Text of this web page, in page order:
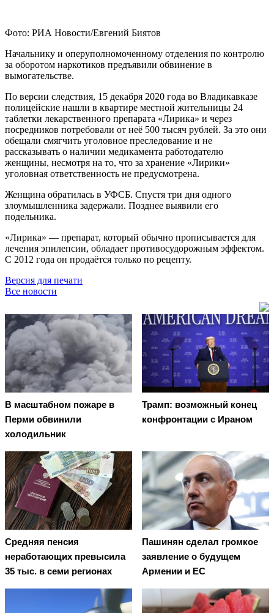
Фото: РИА Новости/Евгений Биятов
Начальнику и оперуполномоченному отделения по контролю
за оборотом наркотиков предъявили обвинение в
вымогательстве.
По версии следствия, 15 декабря 2020 года во Владикавказе
полицейские нашли в квартире местной жительницы 24
таблетки лекарственного препарата «Лирика» и через
посредников потребовали от неё 500 тысяч рублей. За это они
обещали смягчить уголовное преследование и не
рассказывать о наличии медикамента работодателю
женщины, несмотря на то, что за хранение «Лирики»
уголовная ответственность не предусмотрена.
Женщина обратилась в УФСБ. Спустя три дня одного
злоумышленника задержали. Позднее выявили его
подельника.
«Лирика» — препарат, который обычно прописывается для
лечения эпилепсии, обладает противосудорожным эффектом.
С 2012 года он продаётся только по рецепту.
Версия для печати
Все новости
В масштабном пожаре в
Перми обвинили
холодильник
Трамп: возможный конец
конфронтации с Ираном
Средняя пенсия
неработающих превысила
35 тыс. в семи регионах
Пашинян сделал громкое
заявление о будущем
Армении и ЕС